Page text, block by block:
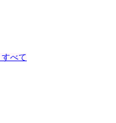
べて